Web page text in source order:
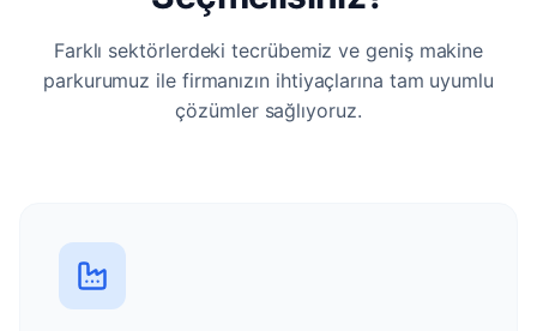
Farklı sektörlerdeki tecrübemiz ve geniş makine
parkurumuz ile firmanızın ihtiyaçlarına tam uyumlu
çözümler sağlıyoruz.